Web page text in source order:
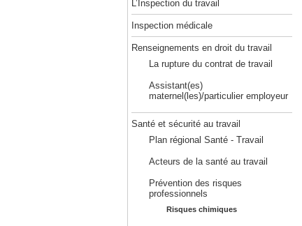
L’Inspection du travail
Inspection médicale
Renseignements en droit du travail
La rupture du contrat de travail
Assistant(es)
maternel(les)/particulier employeur
Santé et sécurité au travail
Plan régional Santé - Travail
Acteurs de la santé au travail
Prévention des risques
professionnels
Risques chimiques